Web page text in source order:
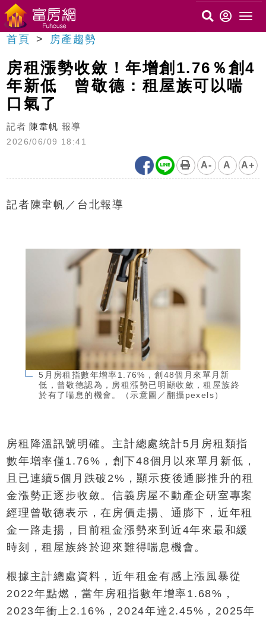
首頁 房產趨勢
房租漲勢收斂！年增創1.76％創4
年新低 曾敬德：租屋族可以喘
口氣了
記者 陳韋帆 報導
2026/06/09 18:41
A- A A+
記者陳韋帆／台北報導
5月房租指數年增率1.76%，創48個月來單月新
低，曾敬德認為，房租漲勢已明顯收斂，租屋族終
於有了喘息的機會。（示意圖／翻攝pexels）
房租降溫訊號明確。主計總處統計5月房租類指
數年增率僅1.76%，創下48個月以來單月新低，
且已連續5個月跌破2%，顯示疫後通膨推升的租
金漲勢正逐步收斂。信義房屋不動產企研室專案
經理曾敬德表示，在房價走揚、通膨下，近年租
金一路走揚，目前租金漲勢來到近4年來最和緩
時刻，租屋族終於迎來難得喘息機會。
根據主計總處資料，近年租金有感上漲風暴從
2022年點燃，當年房租指數年增率1.68%，
2023年衝上2.16%，2024年達2.45%，2025年